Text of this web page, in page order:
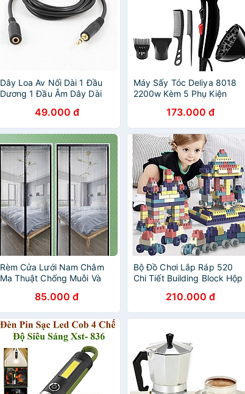
Dây Loa Av Nối Dài 1 Đầu
Dương 1 Đầu Âm Dây Dài
49.000 đ
Máy Sấy Tóc Deliya 8018
2200w Kèm 5 Phụ Kiện
173.000 đ
Rèm Cửa Lưới Nam Châm
Ma Thuật Chống Muỗi Và
85.000 đ
Bộ Đồ Chơi Lắp Ráp 520
Chi Tiết Building Block Hộp
210.000 đ